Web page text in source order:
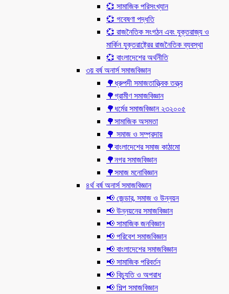
💞 সামাজিক পরিসংখ্যান
💞 গবেষণা পদ্ধতি
💞 রাজনৈতিক সংগঠন এবং যুক্তরাজ্য ও
মার্কিন যুক্তরাষ্ট্রের রাজনৈতিক ব্যবস্থা
💞 বাংলাদেশের অর্থনীতি
৩য় বর্ষ অনার্স সমাজবিজ্ঞান
🌳ধ্রুপদী সমাজতাত্ত্বিক তত্ত্ব
🌳গ্রামীণ সমাজবিজ্ঞান
🌳ধর্মের সমাজবিজ্ঞান ২৩২০০৫
🌳সামাজিক অসমতা
🌳 সমাজ ও সম্প্রদায়
🌳বাংলাদেশের সমাজ কাঠামো
🌳নগর সমাজবিজ্ঞান
🌳সমাজ মনোবিজ্ঞান
৪র্থ বর্ষ অনার্স সমাজবিজ্ঞান
📢 জেন্ডার, সমাজ ও উন্নয়ন
📢 উন্নয়নের সমাজবিজ্ঞান
📢 সামাজিক জনবিজ্ঞান
📢 পরিবেশ সমাজবিজ্ঞান
📢 বাংলাদেশের সমাজবিজ্ঞান
📢 সামাজিক পরিবর্তন
📢 বিচ্যুতি ও অপরাধ
📢 শিল্প সমাজবিজ্ঞান